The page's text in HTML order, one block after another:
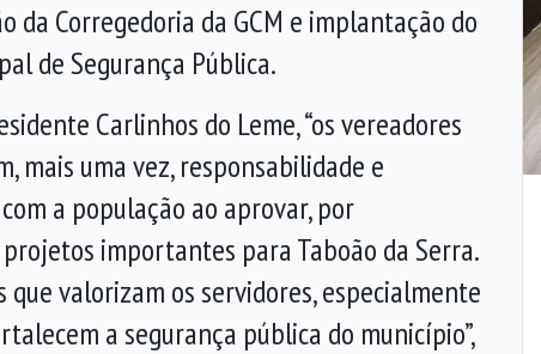
da Corregedoria da GCM e implantação do
de Segurança Pública.
Carlinhos do Leme, “os vereadores
mais uma vez, responsabilidade e
a população ao aprovar, por
importantes para Taboão da Serra.
que valorizam os servidores, especialmente
a segurança pública do município”,